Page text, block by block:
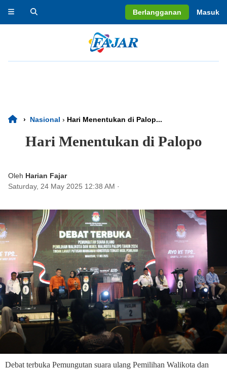
Berlangganan Masuk
› Nasional › Hari Menentukan di Palop...
Hari Menentukan di Palopo
Oleh Harian Fajar
Saturday, 24 May 2025 12:38 AM ·
Debat terbuka Pemungutan suara ulang Pemilihan Walikota dan